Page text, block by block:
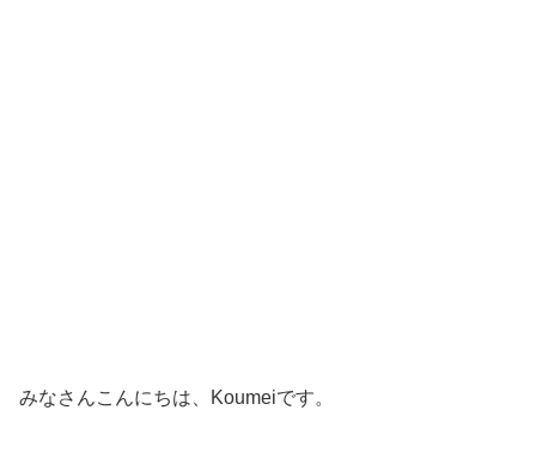
みなさんこんにちは、Koumeiです。